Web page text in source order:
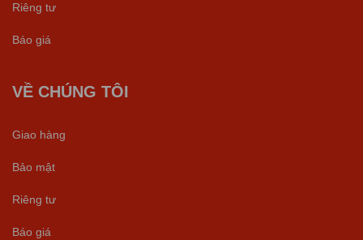
Riêng tư
Báo giá
VỀ CHÚNG TÔI
Giao hàng
Bảo mật
Riêng tư
Báo giá